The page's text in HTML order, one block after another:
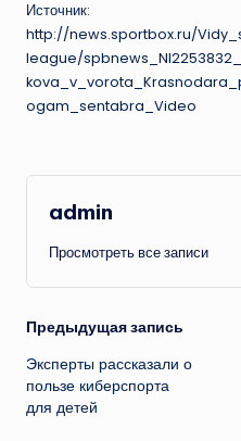
Источник:
http://news.sportbox.ru/
league/
ogam_sentabra_Video
admin
Просмотреть все записи
Навигация
записи
Предыдущая запись
Эксперты рассказали о
пользе киберспорта
для детей